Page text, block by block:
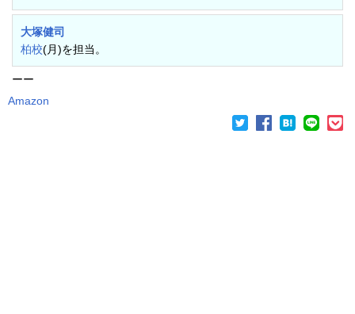
大塚健司
柏校(月)を担当。
ーー
Amazon